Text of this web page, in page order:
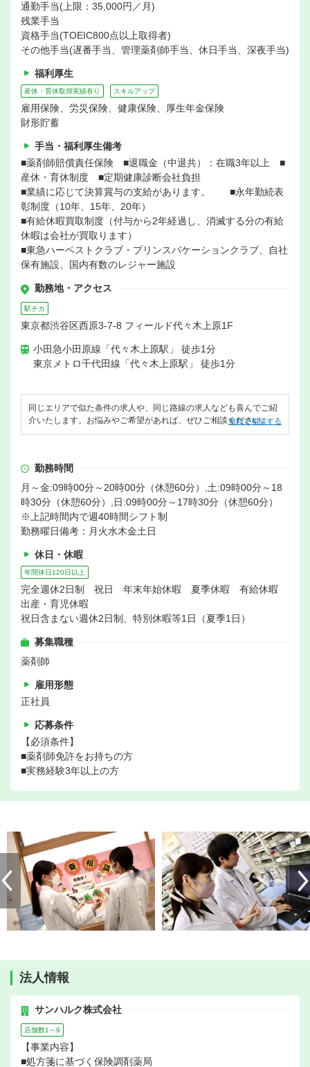
通勤手当(上限：35,000円／月)
残業手当
資格手当(TOEIC800点以上取得者)
その他手当(遅番手当、管理薬剤師手当、休日手当、深夜手当)
福利厚生
産休・育休取得実績有り スキルアップ
雇用保険、労災保険、健康保険、厚生年金保険
財形貯蓄
手当・福利厚生備考
■薬剤師賠償責任保険 ■退職金（中退共）：在職3年以上 ■
産休・育休制度 ■定期健康診断会社負担
■業績に応じて決算賞与の支給があります。 ■永年勤続表
彰制度（10年、15年、20年）
■有給休暇買取制度（付与から2年経過し、消滅する分の有給
休暇は会社が買取ります）
■東急ハーベストクラブ・プリンスバケーションクラブ、自社
保有施設、国内有数のレジャー施設
勤務地・アクセス
駅チカ
東京都渋谷区西原3-7-8 フィールド代々木上原1F
小田急小田原線「代々木上原駅」 徒歩1分
東京メトロ千代田線「代々木上原駅」 徒歩1分
同じエリアで似た条件の求人や、同じ路線の求人なども喜んでご紹
介いたします。お悩みやご希望があれば、ぜひご相談ください。
無料で相談する
勤務時間
月～金:09時00分～20時00分（休憩60分）,土:09時00分～18
時30分（休憩60分）,日:09時00分～17時30分（休憩60分）
※上記時間内で週40時間シフト制
勤務曜日備考：月火水木金土日
休日・休暇
年間休日120日以上
完全週休2日制 祝日 年末年始休暇 夏季休暇 有給休暇
出産・育児休暇
祝日含まない週休2日制、特別休暇等1日（夏季1日）
募集職種
薬剤師
雇用形態
正社員
応募条件
【必須条件】
■薬剤師免許をお持ちの方
■実務経験3年以上の方
法人情報
サンハルク株式会社
店舗数1～9
【事業内容】
■処方箋に基づく保険調剤薬局